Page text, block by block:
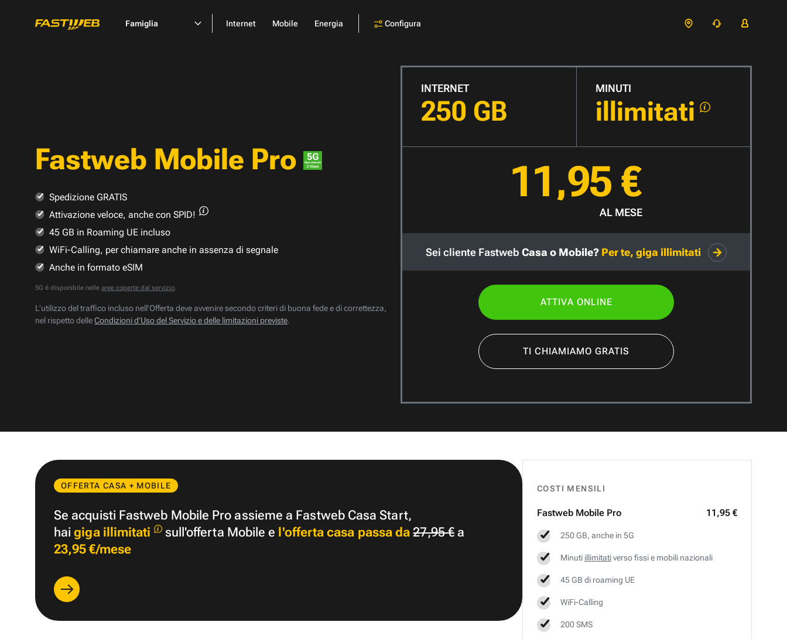
Famiglia Internet Mobile Energia Configura
Fastweb Mobile Pro
INTERNET
250 GB
MINUTI
illimitati
11,95 €
AL MESE
Sei cliente Fastweb Casa o Mobile? Per te, giga illimitati
ATTIVA ONLINE
TI CHIAMIAMO GRATIS
Spedizione GRATIS
Attivazione veloce, anche con SPID!
45 GB in Roaming UE incluso
WiFi-Calling, per chiamare anche in assenza di segnale
Anche in formato eSIM
5G è disponibile nelle aree coperte dal servizio.
L’utilizzo del traffico incluso nell’Offerta deve avvenire secondo criteri di buona fede e di correttezza,
nel rispetto delleCondizioni d’Uso del Servizio e delle limitazioni previste.
COSTI MENSILI
Fastweb Mobile Pro 11,95 €
250 GB, anche in 5G
Minuti illimitativerso fissi e mobili nazionali
45 GB di roaming UE
WiFi-Calling
200 SMS
OFFERTA CASA + MOBILE
Se acquisti Fastweb Mobile Pro assieme a Fastweb Casa Start,
haigiga illimitati sull'offerta Mobile e l'offerta casa passa da 27,95 €a
23,95 €/mese